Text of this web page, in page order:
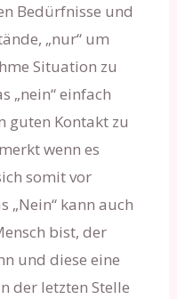
Bedürfnisse und
„nur“ um
Situation zu
„nein“ einfach
guten Kontakt zu
wenn es
somit vor
„Nein“ kann auch
bist, der
und diese eine
der letzten Stelle